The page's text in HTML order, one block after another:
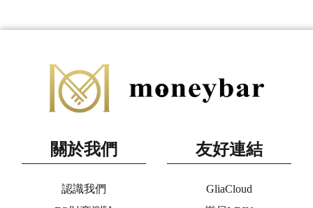
關於我們
認識我們
友好連結
GliaCloud